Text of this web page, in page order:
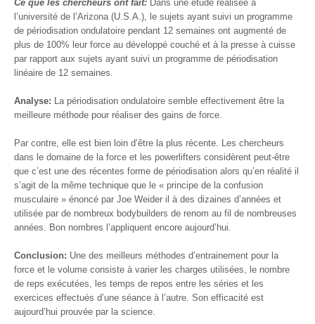
Ce que les chercheurs ont fait: Dans une étude réalisée à
l’université de l’Arizona (U.S.A.), le sujets ayant suivi un programme
de périodisation ondulatoire pendant 12 semaines ont augmenté de
plus de 100% leur force au développé couché et à la presse à cuisse
par rapport aux sujets ayant suivi un programme de périodisation
linéaire de 12 semaines.
Analyse: La périodisation ondulatoire semble effectivement être la
meilleure méthode pour réaliser des gains de force.
Par contre, elle est bien loin d’être la plus récente. Les chercheurs
dans le domaine de la force et les powerlifters considèrent peut-être
que c’est une des récentes forme de périodisation alors qu’en réalité il
s’agit de la même technique que le « principe de la confusion
musculaire » énoncé par Joe Weider il à des dizaines d’années et
utilisée par de nombreux bodybuilders de renom au fil de nombreuses
années. Bon nombres l’appliquent encore aujourd’hui.
Conclusion: Une des meilleurs méthodes d’entrainement pour la
force et le volume consiste à varier les charges utilisées, le nombre
de reps exécutées, les temps de repos entre les séries et les
exercices effectués d’une séance à l’autre. Son efficacité est
aujourd’hui prouvée par la science.